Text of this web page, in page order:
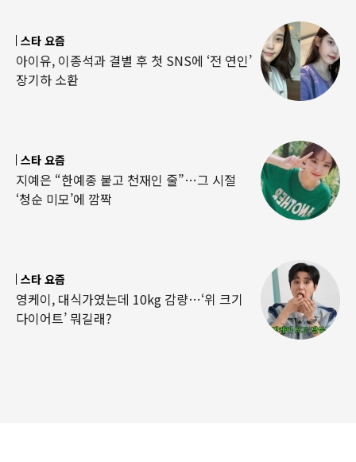
스타 요즘
아이유, 이종석과 결별 후 첫 SNS에 ‘전 연인’
장기하 소환
스타 요즘
지예은 “한예종 붙고 천재인 줄”…그 시절
‘청순 미모’에 깜짝
스타 요즘
영케이, 대식가였는데 10kg 감량…‘위 크기
다이어트’ 뭐길래?